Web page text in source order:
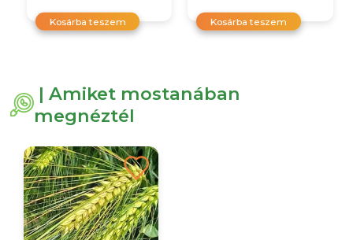
Kosárba teszem Kosárba teszem
| Amiket mostanában
megnéztél